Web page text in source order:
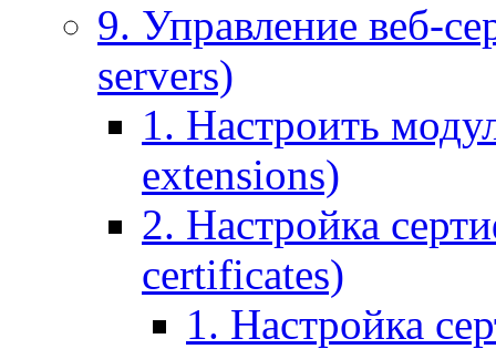
9. Управление веб-
servers)
1. Настроить
extensions)
2. Настройка
certificates)
1. Настройка